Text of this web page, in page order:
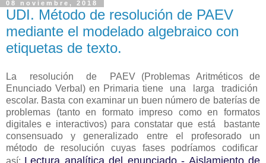
08 noviembre, 2018
UDI. Método de resolución de PAEV
mediante el modelado algebraico con
etiquetas de texto.
La resolución de PAEV (Problemas Aritméticos de
Enunciado Verbal) en Primaria tiene una larga tradición
escolar. Basta con examinar un buen número de baterías de
problemas (tanto en formato impreso como en formatos
digitales e interactivos) para constatar que está bastante
consensuado y generalizado entre el profesorado un
método de resolución cuyas fases podríamos codificar
así: Lectura analítica del enunciado - Aislamiento de